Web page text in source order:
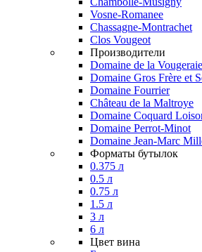
Vosne-Romanee
Chassagne-Montrachet
Clos Vougeot
Производители
Domaine de la Vougeraie
Domaine Gros Frère et
Domaine Fourrier
Château de la Maltroye
Domaine Coquard
Domaine Perrot-Minot
Domaine Jean-Marc
Форматы бутылок
0.375 л
0.5 л
0.75 л
1.5 л
3 л
6 л
Цвет вина